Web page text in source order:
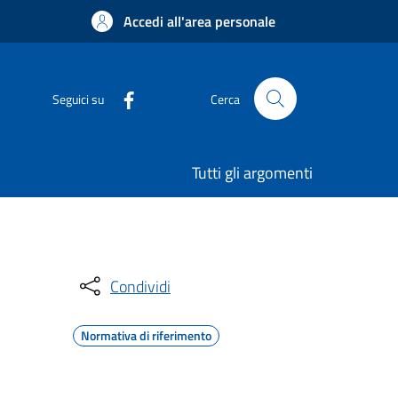
Accedi all'area personale
Seguici su Cerca
Tutti gli argomenti
Condividi
Normativa di riferimento